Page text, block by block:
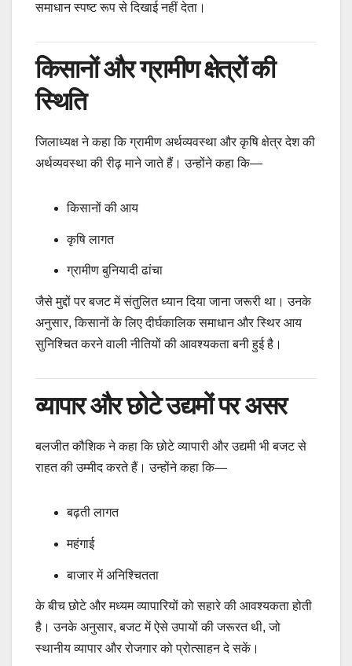
समाधान स्पष्ट रूप से दिखाई नहीं देता।
किसानों और ग्रामीण क्षेत्रों की
स्थिति
जिलाध्यक्ष ने कहा कि ग्रामीण अर्थव्यवस्था और कृषि क्षेत्र देश की
अर्थव्यवस्था की रीढ़ माने जाते हैं। उन्होंने कहा कि—
किसानों की आय
कृषि लागत
ग्रामीण बुनियादी ढांचा
जैसे मुद्दों पर बजट में संतुलित ध्यान दिया जाना जरूरी था। उनके
अनुसार, किसानों के लिए दीर्घकालिक समाधान और स्थिर आय
सुनिश्चित करने वाली नीतियों की आवश्यकता बनी हुई है।
व्यापार और छोटे उद्यमों पर असर
बलजीत कौशिक ने कहा कि छोटे व्यापारी और उद्यमी भी बजट से
राहत की उम्मीद करते हैं। उन्होंने कहा कि—
बढ़ती लागत
महंगाई
बाजार में अनिश्चितता
के बीच छोटे और मध्यम व्यापारियों को सहारे की आवश्यकता होती
है। उनके अनुसार, बजट में ऐसे उपायों की जरूरत थी, जो
स्थानीय व्यापार और रोजगार को प्रोत्साहन दे सकें।